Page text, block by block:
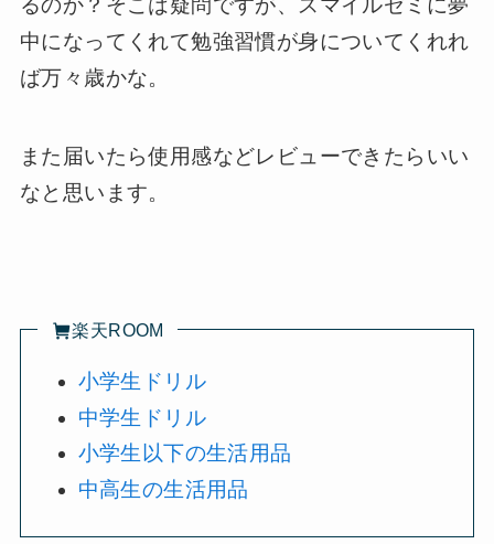
るのか？そこは疑問ですが、スマイルゼミに夢
中になってくれて勉強習慣が身についてくれれ
ば万々歳かな。
また届いたら使用感などレビューできたらいい
なと思います。
楽天ROOM
小学生ドリル
中学生ドリル
小学生以下の生活用品
中高生の生活用品